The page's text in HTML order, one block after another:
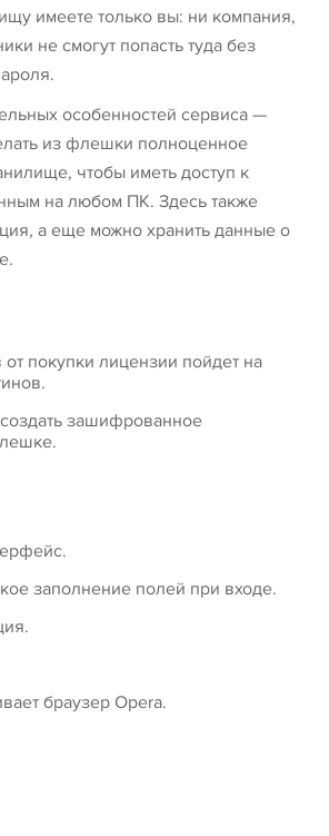
имеете только вы: ни компания,
не смогут попасть туда без
особенностей сервиса —
из флешки полноценное
чтобы иметь доступ к
на любом ПК. Здесь также
а еще можно хранить данные о
от покупки лицензии пойдет на
зашифрованное
заполнение полей при входе.
браузер Opera.